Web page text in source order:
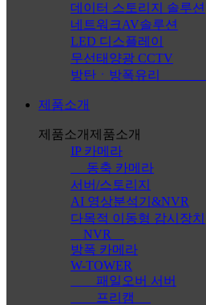
데이터 스토리지 솔루션
네트워크AV솔루션
LED 디스플레이
무선태양광 CCTV
방탄ㆍ방폭유리
제품소개
제품소개제품소개
IP 카메라
동축 카메라
서버/스토리지
AI 영상분석기&NVR
다목적 이동형 감시장치
NVR
방폭 카메라
W-TOWER
패일오버 서버
프리캠